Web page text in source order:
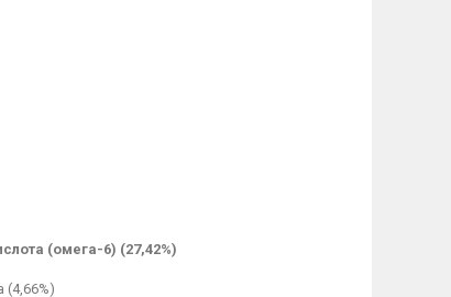
(омега-6) (27,42%)
(4,66%)